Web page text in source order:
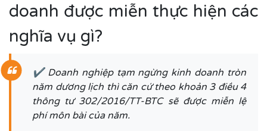
doanh được miễn thực hiện các
nghĩa vụ gì?
✔ Doanh nghiệp tạm ngừng kinh doanh tròn
năm dương lịch thì căn cứ theo khoản 3 điều 4
thông tư 302/2016/TT-BTC sẽ được miễn lệ
phí môn bài của năm.